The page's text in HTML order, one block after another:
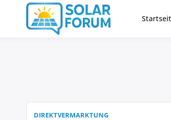
springen
DIREKTVERMARKTUNG